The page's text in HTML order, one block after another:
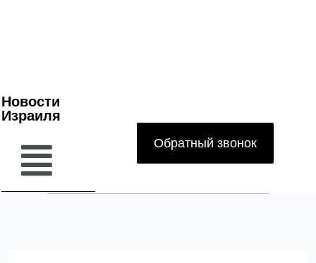
Новости
Израиля
Обратный звонок